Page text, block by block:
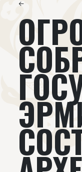
Издательство
Проекты
Книги
←